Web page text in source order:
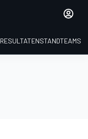
RESULTATENSTANDTEAMS